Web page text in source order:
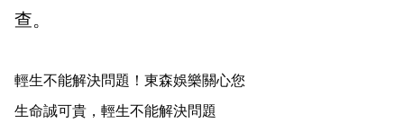
查。
輕生不能解決問題！東森娛樂關心您
生命誠可貴，輕生不能解決問題